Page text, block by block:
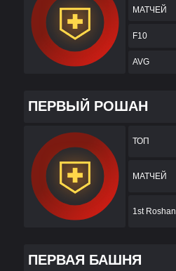
МАТЧЕЙ
F10
AVG
ПЕРВЫЙ РОШАН
ТОП
МАТЧЕЙ
1st Roshan
ПЕРВАЯ БАШНЯ